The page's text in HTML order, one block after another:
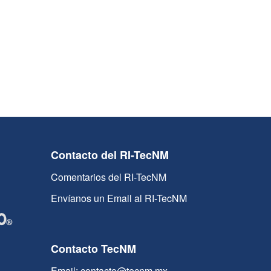
Contacto del RI-TecNM
Comentarios del RI-TecNM
Envíanos un Email al RI-TecNM
Contacto TecNM